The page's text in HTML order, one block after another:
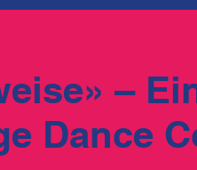
–
Dance